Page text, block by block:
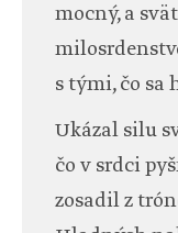
mocný, a
s tými, čo sa
Ukázal silu
čo v srdci
zosadil z